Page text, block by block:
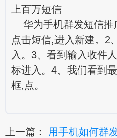
上百万短信
华为手机群发短信推
点击短信,进入新建。2
入。3、看到输入收件
标进入。4、我们看到
框,点。
上一篇： 用手机如何群